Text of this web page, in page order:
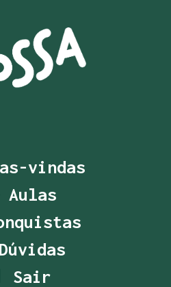
vindas
Aulas
Sair